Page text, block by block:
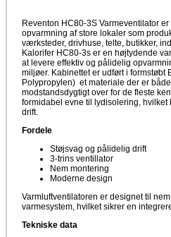
Reventon HC80-3S Varmeventilator
opvarmning af store lokaler som
værksteder, drivhuse, telte, butikker,
Kalorifer HC80-3s er en højtydende
at levere effektiv og pålidelig
miljøer. Kabinettet er udført i formstøbt
Polypropylen) et materiale der er
modstandsdygtigt over for de fleste
formidabel evne til lydisolering, hvilket
drift.
Fordele
Støjsvag og pålidelig drift
3-trins ventillator
Nem montering
Moderne design
Varmluftventilatoren er designet til
varmesystem, hvilket sikrer en
Tekniske data